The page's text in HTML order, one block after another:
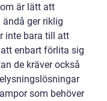
är lätt att
ger riklig
inte bara till att
enbart förlita sig
de kräver också
som behöver